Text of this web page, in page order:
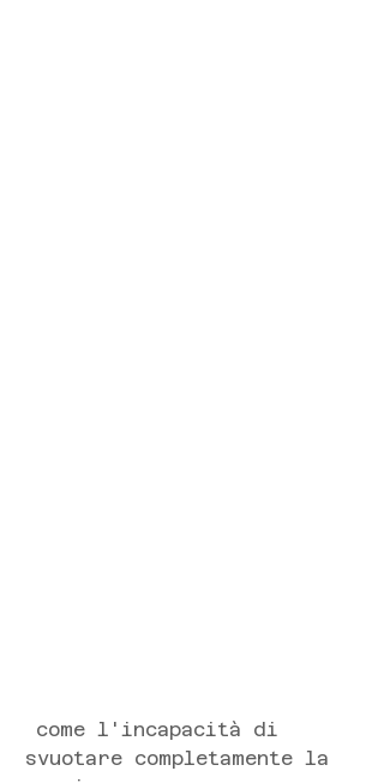
svuotare completamente la